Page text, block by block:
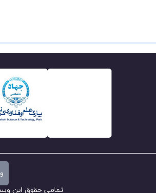
تمامی حقوق این وبسایت